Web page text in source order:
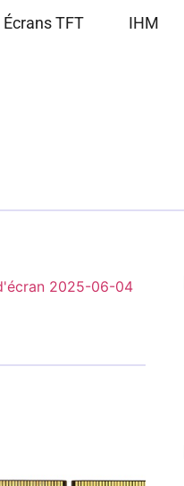
Écrans TFT IHM